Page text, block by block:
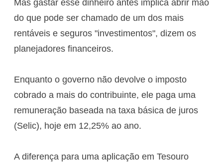
Mas gastar esse dinheiro antes implica abrir mão
do que pode ser chamado de um dos mais
rentáveis e seguros "investimentos", dizem os
planejadores financeiros.
Enquanto o governo não devolve o imposto
cobrado a mais do contribuinte, ele paga uma
remuneração baseada na taxa básica de juros
(Selic), hoje em 12,25% ao ano.
A diferença para uma aplicação em Tesouro